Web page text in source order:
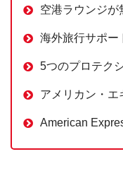
空港ラウンジが
海外旅行サポー
5つのプロテク
アメリカン・エ
American